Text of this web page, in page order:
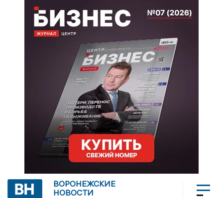
ВОРОНЕЖСКИЕ
НОВОСТИ